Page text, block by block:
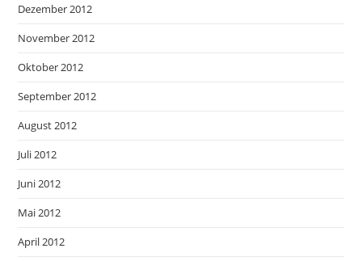
Dezember 2012
November 2012
Oktober 2012
September 2012
August 2012
Juli 2012
Juni 2012
Mai 2012
April 2012